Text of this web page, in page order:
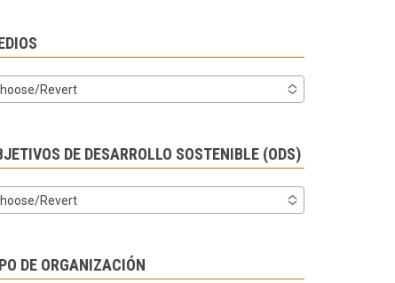
Revert
DE DESARROLLO SOSTENIBLE (ODS)
Revert
DE ORGANIZACIÓN